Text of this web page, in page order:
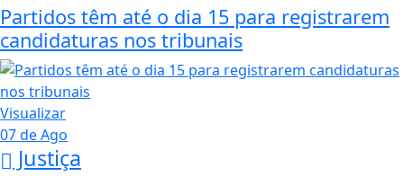
Partidos têm até o dia 15 para registrarem
candidaturas nos tribunais
Visualizar
07 de Ago
Justiça